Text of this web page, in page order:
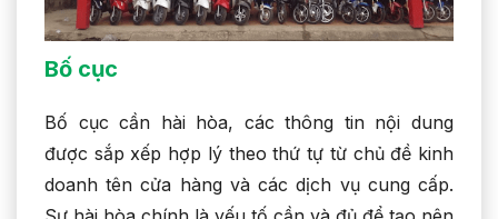
Bố cục
Bố cục cần hài hòa, các thông tin nội dung
được sắp xếp hợp lý theo thứ tự từ chủ đề kinh
doanh tên cửa hàng và các dịch vụ cung cấp.